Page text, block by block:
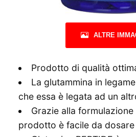
ALTRE
Prodotto di qualità
La glutammina in
che essa è legata ad un
Grazie alla
prodotto è facile da dosare